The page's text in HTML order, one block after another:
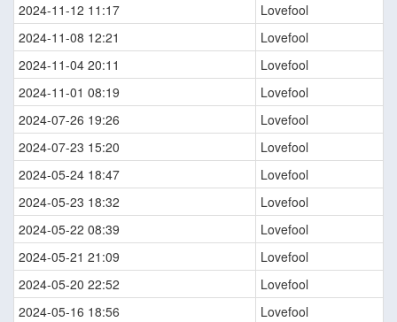
2024-11-12 11:17
Lovefool
2024-11-08 12:21
Lovefool
2024-11-04 20:11
Lovefool
2024-11-01 08:19
Lovefool
2024-07-26 19:26
Lovefool
2024-07-23 15:20
Lovefool
2024-05-24 18:47
Lovefool
2024-05-23 18:32
Lovefool
2024-05-22 08:39
Lovefool
2024-05-21 21:09
Lovefool
2024-05-20 22:52
Lovefool
2024-05-16 18:56
Lovefool